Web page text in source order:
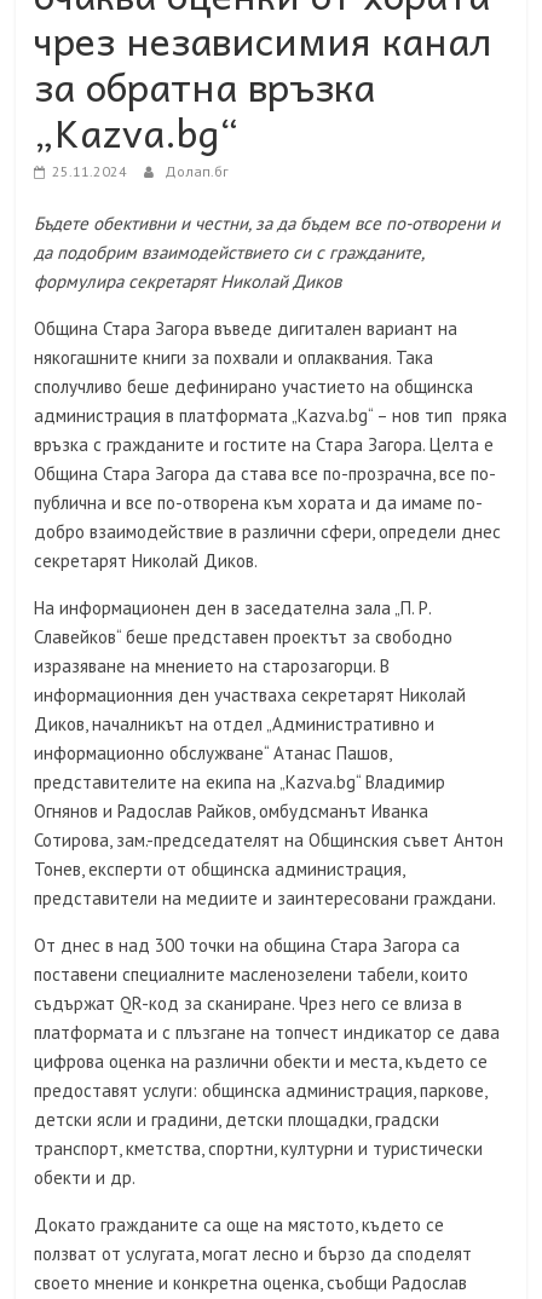
чрез независимия канал
за обратна връзка
„Kazva.bg“
25.11.2024 Долап.бг
Бъдете обективни и честни, за да бъдем все по-отворени и
да подобрим взаимодействието си с гражданите,
формулира секретарят Николай Диков
Община Стара Загора въведе дигитален вариант на
някогашните книги за похвали и оплаквания. Така
сполучливо беше дефинирано участието на общинска
администрация в платформата „Kazva.bg“ – нов тип пряка
връзка с гражданите и гостите на Стара Загора. Целта е
Община Стара Загора да става все по-прозрачна, все по-
публична и все по-отворена към хората и да имаме по-
добро взаимодействие в различни сфери, определи днес
секретарят Николай Диков.
На информационен ден в заседателна зала „П. Р.
Славейков“ беше представен проектът за свободно
изразяване на мнението на старозагорци. В
информационния ден участваха секретарят Николай
Диков, началникът на отдел „Административно и
информационно обслужване“ Атанас Пашов,
представителите на екипа на „Kazva.bg“ Владимир
Огнянов и Радослав Райков, омбудсманът Иванка
Сотирова, зам.-председателят на Общинския съвет Антон
Тонев, експерти от общинска администрация,
представители на медиите и заинтересовани граждани.
От днес в над 300 точки на община Стара Загора са
поставени специалните масленозелени табели, които
съдържат QR-код за сканиране. Чрез него се влиза в
платформата и с плъзгане на топчест индикатор се дава
цифрова оценка на различни обекти и места, където се
предоставят услуги: общинска администрация, паркове,
детски ясли и градини, детски площадки, градски
транспорт, кметства, спортни, културни и туристически
обекти и др.
Докато гражданите са още на мястото, където се
ползват от услугата, могат лесно и бързо да споделят
своето мнение и конкретна оценка, съобщи Радослав